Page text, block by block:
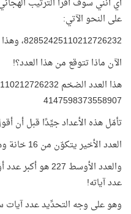
أي أنني سوف أقرأ الترتيب
على النحو الآتي:
82852425110212726232، وهذا العدد الضخم يتكوّن من 20 خانة!
الآن ماذا تتوقع من هذا العدد؟!
4147598373558907
تأمّل هذه الأعداد جيِّدًا قبل أن
العدد الأخير يتكوّن من 16 خانة وهو على ضخامته عدد أوّليّ أصم!
والعدد الأوسط
عدد آياته!
وهو على وجه التحدِّيد عدد آيات